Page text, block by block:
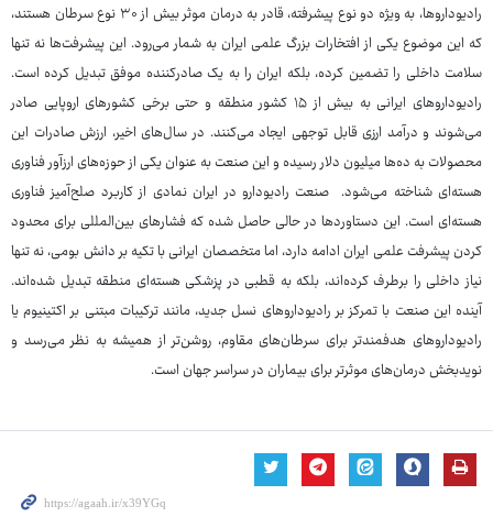
رادیوداروها، به ویژه دو نوع پیشرفته، قادر به درمان موثر بیش از ۳۰ نوع سرطان هستند،
که این موضوع یکی از افتخارات بزرگ علمی ایران به شمار می‌رود. این پیشرفت‌ها نه تنها
سلامت داخلی را تضمین کرده، بلکه ایران را به یک صادرکننده موفق تبدیل کرده است.
رادیوداروهای ایرانی به بیش از ۱۵ کشور منطقه و حتی برخی کشورهای اروپایی صادر
می‌شوند و درآمد ارزی قابل توجهی ایجاد می‌کنند. در سال‌های اخیر، ارزش صادرات این
محصولات به ده‌ها میلیون دلار رسیده و این صنعت به عنوان یکی از حوزه‌های ارزآور فناوری
هسته‌ای شناخته می‌شود. صنعت رادیودارو در ایران نمادی از کاربرد صلح‌آمیز فناوری
هسته‌ای است. این دستاوردها در حالی حاصل شده که فشارهای بین‌المللی برای محدود
کردن پیشرفت علمی ایران ادامه دارد، اما متخصصان ایرانی با تکیه بر دانش بومی، نه تنها
نیاز داخلی را برطرف کرده‌اند، بلکه به قطبی در پزشکی هسته‌ای منطقه تبدیل شده‌اند.
آینده این صنعت با تمرکز بر رادیوداروهای نسل جدید، مانند ترکیبات مبتنی بر اکتینیوم یا
رادیوداروهای هدفمندتر برای سرطان‌های مقاوم، روشن‌تر از همیشه به نظر می‌رسد و
نویدبخش درمان‌های موثرتر برای بیماران در سراسر جهان است.